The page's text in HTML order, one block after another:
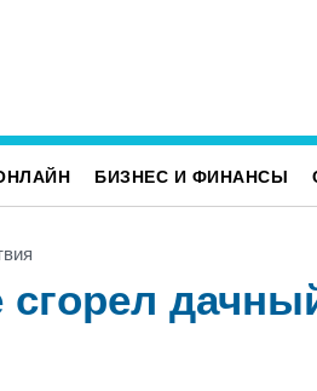
БИЗНЕС И ФИНАНСЫ